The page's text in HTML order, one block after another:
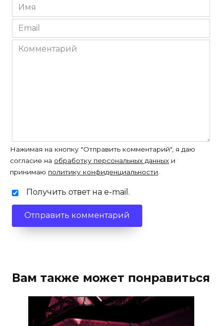
Имя
*
Email
*
Комментарий
Нажимая на кнопку "Отправить комментарий", я даю
согласие на обработку персональных данных и
принимаю политику конфиденциальности
Получить ответ на e-mail.
Вам также может понравиться